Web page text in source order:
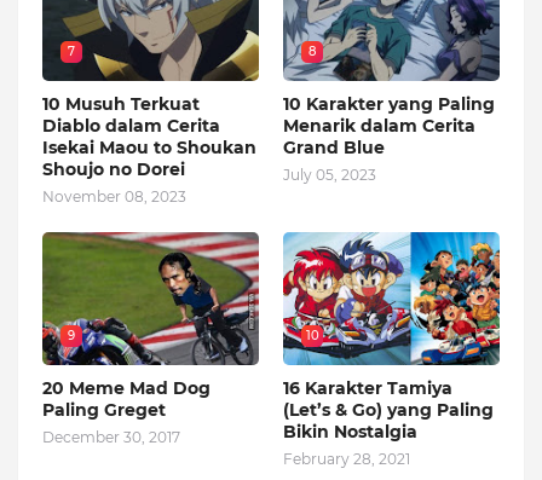
7
10 Musuh Terkuat
Diablo dalam Cerita
Isekai Maou to Shoukan
Shoujo no Dorei
November 08, 2023
8
10 Karakter yang Paling
Menarik dalam Cerita
Grand Blue
July 05, 2023
9
20 Meme Mad Dog
Paling Greget
December 30, 2017
10
16 Karakter Tamiya
(Let’s & Go) yang Paling
Bikin Nostalgia
February 28, 2021